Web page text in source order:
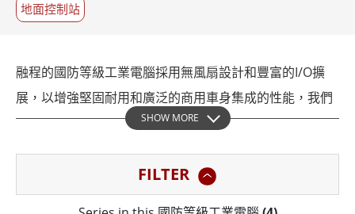
地面控制站
融程的國防等級工業電腦採用無風扇設計和豐富的I/O擴
展，以增強堅固耐用和廣泛的商用車身集成的性能，我們
用於國防應用的強固型計算設備系列能夠承受最惡劣的條
SHOW MORE
FILTER